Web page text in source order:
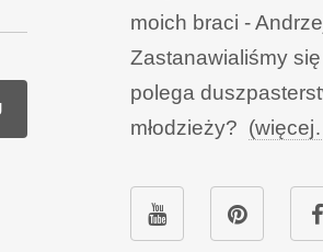
moich braci -
Zastanawialiśmy
polega
młodzieży?